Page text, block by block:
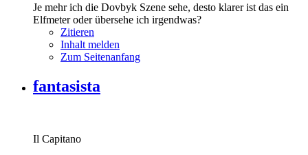
Je mehr ich die Dovbyk Szene sehe, desto klarer ist das ein
Elfmeter oder übersehe ich irgendwas?
Zitieren
Inhalt melden
Zum Seitenanfang
fantasista
Il Capitano